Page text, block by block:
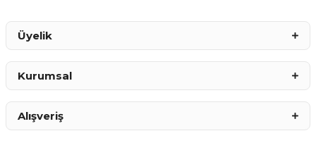
Üyelik
Kurumsal
Alışveriş